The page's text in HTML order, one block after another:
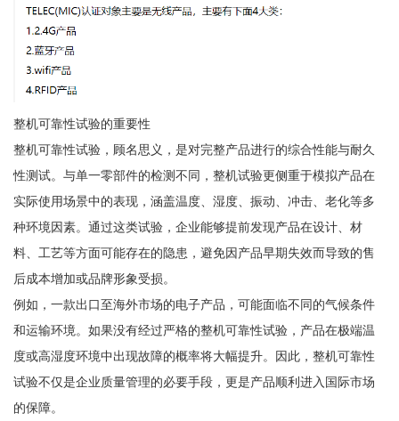
整机可靠性试验的重要性
整机可靠性试验，顾名思义，是对完整产品进行的综合性能与耐久
性测试。与单一零部件的检测不同，整机试验更侧重于模拟产品在
实际使用场景中的表现，涵盖温度、湿度、振动、冲击、老化等多
种环境因素。通过这类试验，企业能够提前发现产品在设计、材
料、工艺等方面可能存在的隐患，避免因产品早期失效而导致的售
后成本增加或品牌形象受损。
例如，一款出口至海外市场的电子产品，可能面临不同的气候条件
和运输环境。如果没有经过严格的整机可靠性试验，产品在极端温
度或高湿度环境中出现故障的概率将大幅提升。因此，整机可靠性
试验不仅是企业质量管理的必要手段，更是产品顺利进入国际市场
的保障。